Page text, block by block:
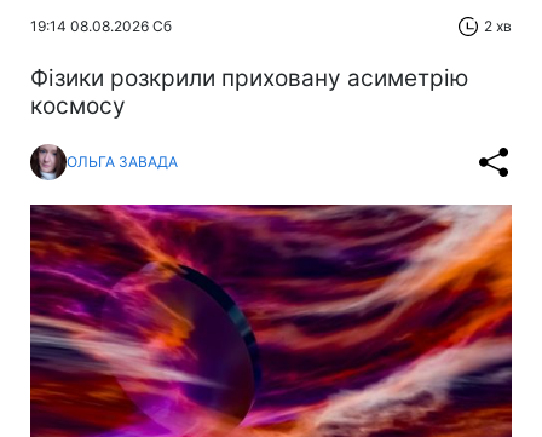
19:14 08.08.2026 Сб 2 хв
Фізики розкрили приховану асиметрію
космосу
ОЛЬГА ЗАВАДА